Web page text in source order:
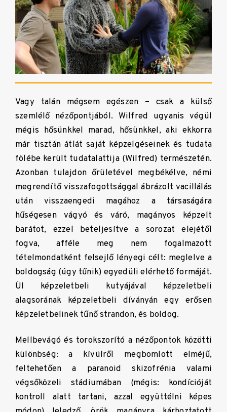
Vagy talán mégsem egészen – csak a külső
szemlélő nézőpontjából. Wilfred ugyanis végül
mégis hősünkkel marad, hősünkkel, aki ekkorra
már tisztán átlát saját képzelgéseinek és tudata
fölébe került tudatalattija (Wilfred) természetén.
Azonban tulajdon őrületével megbékélve, némi
megrendítő visszafogottsággal ábrázolt vacillálás
után visszaengedi magához a társaságára
hűségesen vágyó és váró, magányos képzelt
barátot, ezzel beteljesítve a sorozat elejétől
fogva, afféle meg nem fogalmazott
tételmondatként felsejlő lényegi célt: meglelve a
boldogság (úgy tűnik) egyedüli elérhető formáját.
Ül képzeletbeli kutyájával képzeletbeli
alagsorának képzeletbeli díványán egy erősen
képzeletbelinek tűnő strandon, és boldog.
Mellbevágó és torokszorító a nézőpontok közötti
különbség: a kívülről megbomlott elméjű,
feltehetően a paranoid skizofrénia valami
végsőközeli stádiumában (mégis: kondícióját
kontroll alatt tartani, azzal együttélni képes